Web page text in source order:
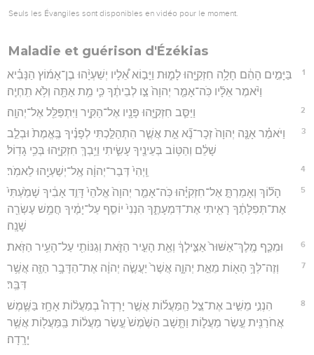
Seuls les Évangiles sont disponibles en vidéo pour le moment.
Maladie et guérison d'Ézékias
1
בַּיָּמִ֣ים הָהֵ֔ם חָלָ֥ה חִזְקִיָּ֖הוּ לָמ֑וּת וַיָּב֣וֹא אֵ֠לָיו יְשַׁעְיָ֨הוּ בֶן־אָמ֜וֹץ הַנָּבִ֗יא
וַיֹּ֨אמֶר אֵלָ֜יו כֹּֽה־אָמַ֤ר יְהוָה֙ צַ֣ו לְבֵיתֶ֔ךָ כִּ֛י מֵ֥ת אַתָּ֖ה וְלֹ֥א תִֽחְיֶֽה׃
2 וַיַּסֵּ֧ב חִזְקִיָּ֛הוּ פָּנָ֖יו אֶל־הַקִּ֑יר וַיִּתְפַּלֵּ֖ל אֶל־יְהוָֽה׃
3
וַיֹּאמַ֗ר אָנָּ֤ה יְהוָה֙ זְכָר־נָ֞א אֵ֣ת אֲשֶׁ֧ר הִתְהַלַּ֣כְתִּי לְפָנֶ֗יךָ בֶּֽאֱמֶת֙ וּבְלֵ֣ב
שָׁלֵ֔ם וְהַטּ֥וֹב בְּעֵינֶ֖יךָ עָשִׂ֑יתִי וַיֵּ֥בְךְּ חִזְקִיָּ֖הוּ בְּכִ֥י גָדֽוֹל׃
4 וַֽיְהִי֙ דְּבַר־יְהוָ֔ה אֶֽל־יְשַׁעְיָ֖הוּ לֵאמֹֽר׃
5
הָל֞וֹךְ וְאָמַרְתָּ֣ אֶל־חִזְקִיָּ֗הוּ כֹּֽה־אָמַ֤ר יְהוָה֙ אֱלֹהֵי֙ דָּוִ֣ד אָבִ֔יךָ שָׁמַ֙עְתִּי֙
אֶת־תְּפִלָּתֶ֔ךָ רָאִ֖יתִי אֶת־דִּמְעָתֶ֑ךָ הִנְנִי֙ יוֹסִ֣ף עַל־יָמֶ֔יךָ חֲמֵ֥שׁ עֶשְׂרֵ֖ה
שָׁנָֽה׃
6 וּמִכַּ֤ף מֶֽלֶךְ־אַשּׁוּר֙ אַצִּ֣ילְךָ֔ וְאֵ֖ת הָעִ֣יר הַזֹּ֑את וְגַנּוֹתִ֖י עַל־הָעִ֥יר הַזֹּֽאת׃
7
וְזֶה־לְּךָ֥ הָא֖וֹת מֵאֵ֣ת יְהוָ֑ה אֲשֶׁר֙ יַעֲשֶׂ֣ה יְהוָ֔ה אֶת־הַדָּבָ֥ר הַזֶּ֖ה אֲשֶׁ֥ר
דִּבֵּֽר׃
8
הִנְנִ֣י מֵשִׁ֣יב אֶת־צֵ֣ל הַֽמַּעֲל֡וֹת אֲשֶׁ֣ר יָרְדָה֩ בְמַעֲל֨וֹת אָחָ֥ז בַּשֶּׁ֛מֶשׁ
אֲחֹרַנִּ֖ית עֶ֣שֶׂר מַעֲל֑וֹת וַתָּ֤שָׁב הַשֶּׁ֙מֶשׁ֙ עֶ֣שֶׂר מַעֲל֔וֹת בַּֽמַּעֲל֖וֹת אֲשֶׁ֥ר
יָרָֽדָה׃